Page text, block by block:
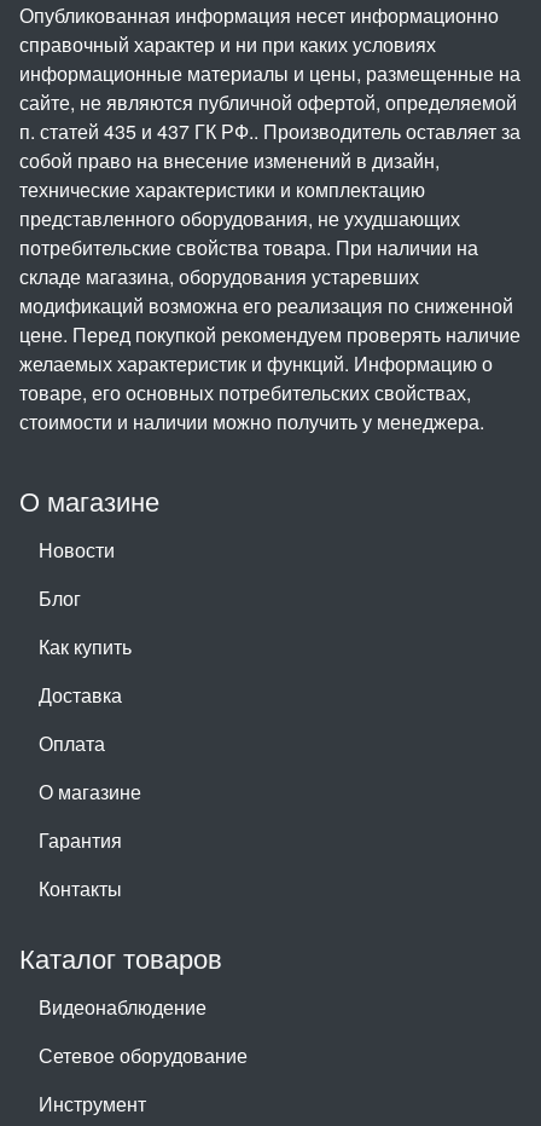
О магазине
Новости
Блог
Как купить
Доставка
Оплата
О магазине
Гарантия
Контакты
Каталог товаров
Видеонаблюдение
Сетевое оборудование
Инструмент
Опубликованная информация несет информационно
справочный характер и ни при каких условиях
информационные материалы и цены, размещенные на
сайте, не являются публичной офертой, определяемой
п. статей 435 и 437 ГК РФ.. Производитель оставляет за
собой право на внесение изменений в дизайн,
технические характеристики и комплектацию
представленного оборудования, не ухудшающих
потребительские свойства товара. При наличии на
складе магазина, оборудования устаревших
модификаций возможна его реализация по сниженной
цене. Перед покупкой рекомендуем проверять наличие
желаемых характеристик и функций. Информацию о
товаре, его основных потребительских свойствах,
стоимости и наличии можно получить у менеджера.